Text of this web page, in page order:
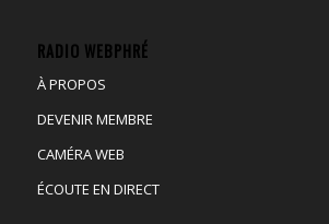
RADIO WEBPHRÉ
À PROPOS
DEVENIR MEMBRE
CAMÉRA WEB
ÉCOUTE EN DIRECT